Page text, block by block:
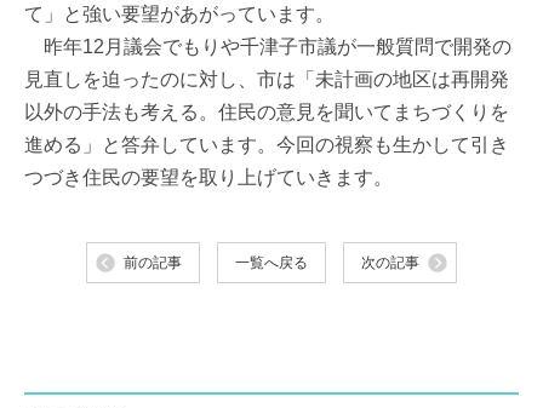
て」と強い要望があがっています。
昨年12月議会でもりや千津子市議が一般質問で開発の
見直しを迫ったのに対し、市は「未計画の地区は再開発
以外の手法も考える。住民の意見を聞いてまちづくりを
進める」と答弁しています。今回の視察も生かして引き
つづき住民の要望を取り上げていきます。
前の記事 一覧へ戻る 次の記事